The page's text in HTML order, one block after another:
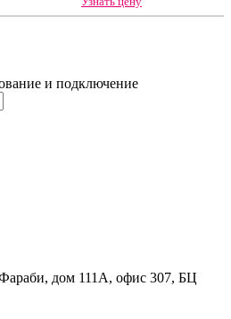
и подключение
дом 111А, офис 307, БЦ